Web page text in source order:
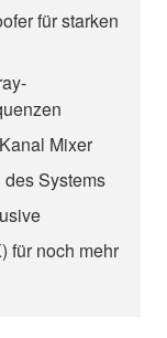
für starken
Mixer
Systems
für noch mehr